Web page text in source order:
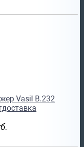
Vasil B.232